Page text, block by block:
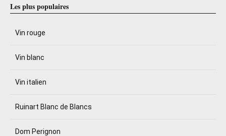
Les plus populaires
Vin rouge
Vin blanc
Vin italien
Ruinart Blanc de Blancs
Dom Perignon